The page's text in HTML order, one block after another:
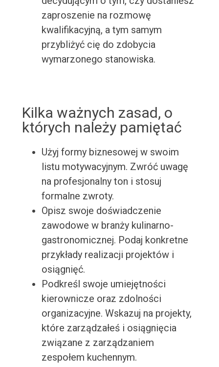
zaproszenie na rozmowę
kwalifikacyjną, a tym samym
przybliżyć cię do zdobycia
wymarzonego stanowiska.
Kilka ważnych zasad, o
których należy pamiętać
Użyj formy biznesowej w swoim
listu motywacyjnym. Zwróć uwagę
na profesjonalny ton i stosuj
formalne zwroty.
Opisz swoje doświadczenie
zawodowe w branży kulinarno-
gastronomicznej. Podaj konkretne
przykłady realizacji projektów i
osiągnięć.
Podkreśl swoje umiejętności
kierownicze oraz zdolności
organizacyjne. Wskazuj na projekty,
które zarządzałeś i osiągnięcia
związane z zarządzaniem
zespołem kuchennym.